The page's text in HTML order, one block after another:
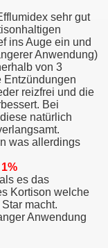
sehr gut
ins Auge ein und
Anwendung)
von 3
Entzündungen
reizfrei und die
Bei
natürlich
was allerdings
es das
Kortison welche
macht.
Anwendung